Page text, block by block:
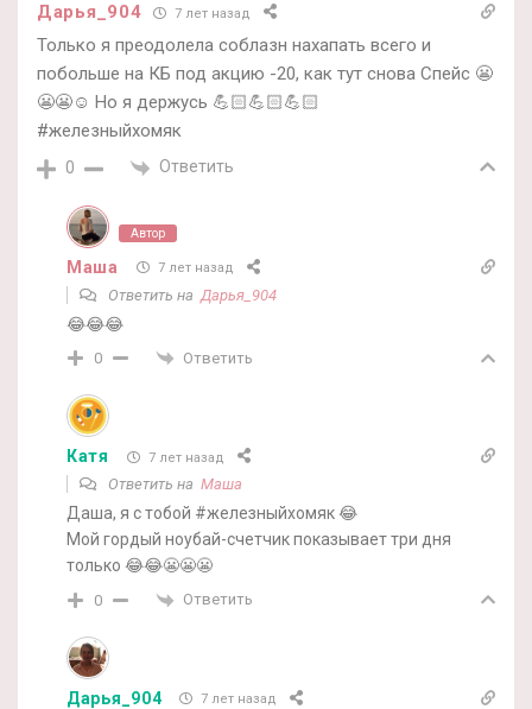
Дарья_904 7 лет назад
Только я преодолела соблазн нахапать всего и
побольше на КБ под акцию -20, как тут снова Спейс 😬
😬😬☺️ Но я держусь 💪🏻💪🏻💪🏻
#железныйхомяк
0 Ответить
Автор
Маша 7 лет назад
Ответить на Дарья_904
😂😂😂
0 Ответить
Катя 7 лет назад
Ответить на Маша
Даша, я с тобой #железныйхомяк 😂
Мой гордый ноубай-счетчик показывает три дня
только 😂😂😬😬😬
0 Ответить
Дарья_904 7 лет назад